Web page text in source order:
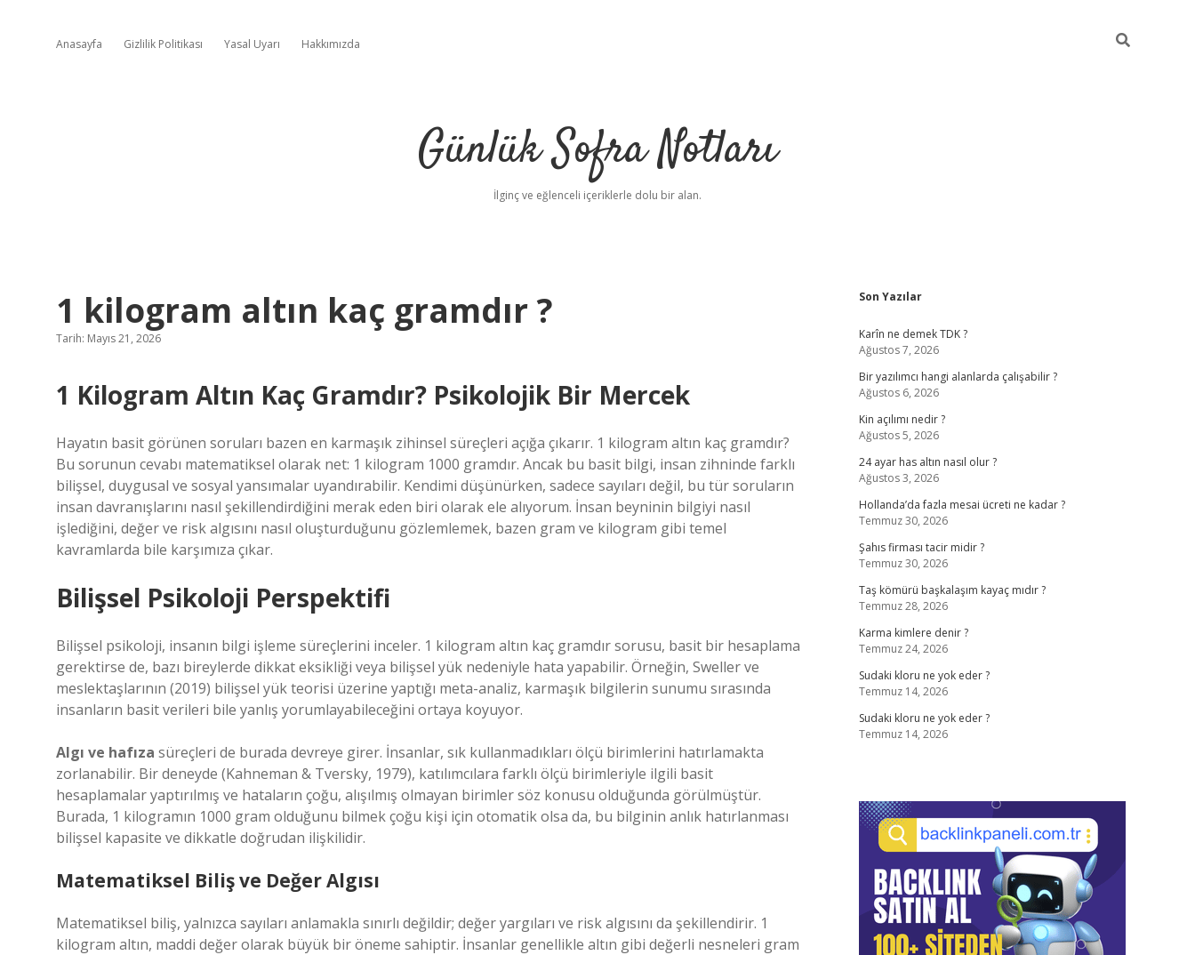
Anasayfa Gizlilik Politikası Yasal Uyarı Hakkımızda
Günlük Sofra Notları
İlginç ve eğlenceli içeriklerle dolu bir alan.
1 kilogram altın kaç gramdır ?
Tarih: Mayıs 21, 2026
1 Kilogram Altın Kaç Gramdır? Psikolojik Bir Mercek
Hayatın basit görünen soruları bazen en karmaşık zihinsel süreçleri açığa çıkarır. 1 kilogram altın kaç gramdır?
Bu sorunun cevabı matematiksel olarak net: 1 kilogram 1000 gramdır. Ancak bu basit bilgi, insan zihninde farklı
bilişsel, duygusal ve sosyal yansımalar uyandırabilir. Kendimi düşünürken, sadece sayıları değil, bu tür soruların
insan davranışlarını nasıl şekillendirdiğini merak eden biri olarak ele alıyorum. İnsan beyninin bilgiyi nasıl
işlediğini, değer ve risk algısını nasıl oluşturduğunu gözlemlemek, bazen gram ve kilogram gibi temel
kavramlarda bile karşımıza çıkar.
Bilişsel Psikoloji Perspektifi
Bilişsel psikoloji, insanın bilgi işleme süreçlerini inceler. 1 kilogram altın kaç gramdır sorusu, basit bir hesaplama
gerektirse de, bazı bireylerde dikkat eksikliği veya bilişsel yük nedeniyle hata yapabilir. Örneğin, Sweller ve
meslektaşlarının (2019) bilişsel yük teorisi üzerine yaptığı meta-analiz, karmaşık bilgilerin sunumu sırasında
insanların basit verileri bile yanlış yorumlayabileceğini ortaya koyuyor.
Algı ve hafıza süreçleri de burada devreye girer. İnsanlar, sık kullanmadıkları ölçü birimlerini hatırlamakta
zorlanabilir. Bir deneyde (Kahneman & Tversky, 1979), katılımcılara farklı ölçü birimleriyle ilgili basit
hesaplamalar yaptırılmış ve hataların çoğu, alışılmış olmayan birimler söz konusu olduğunda görülmüştür.
Burada, 1 kilogramın 1000 gram olduğunu bilmek çoğu kişi için otomatik olsa da, bu bilginin anlık hatırlanması
bilişsel kapasite ve dikkatle doğrudan ilişkilidir.
Matematiksel Biliş ve Değer Algısı
Matematiksel biliş, yalnızca sayıları anlamakla sınırlı değildir; değer yargıları ve risk algısını da şekillendirir. 1
kilogram altın, maddi değer olarak büyük bir öneme sahiptir. İnsanlar genellikle altın gibi değerli nesneleri gram
Sidebar
Son Yazılar
Karîn ne demek TDK ?
Ağustos 7, 2026
Bir yazılımcı hangi alanlarda çalışabilir ?
Ağustos 6, 2026
Kin açılımı nedir ?
Ağustos 5, 2026
24 ayar has altın nasıl olur ?
Ağustos 3, 2026
Hollanda’da fazla mesai ücreti ne kadar ?
Temmuz 30, 2026
Şahıs firması tacir midir ?
Temmuz 30, 2026
Taş kömürü başkalaşım kayaç mıdır ?
Temmuz 28, 2026
Karma kimlere denir ?
Temmuz 24, 2026
Sudaki kloru ne yok eder ?
Temmuz 14, 2026
Sudaki kloru ne yok eder ?
Temmuz 14, 2026